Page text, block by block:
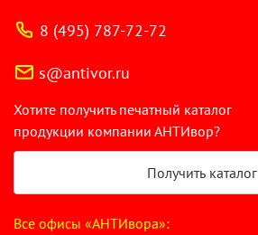
8 (495) 787-72-72
s@antivor.ru
Хотите получить печатный каталог
продукции компании АНТИвор?
Получить каталог
Все офисы «АНТИвора»: